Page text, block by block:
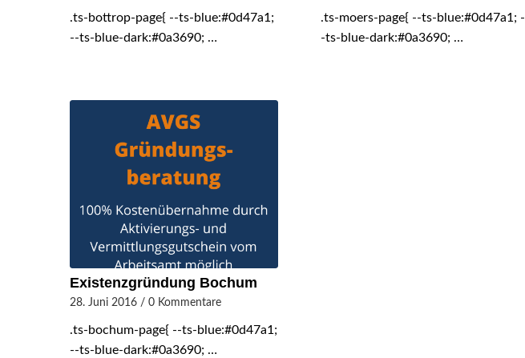
.ts-bottrop-page{ --ts-blue:#0d47a1;
--ts-blue-dark:#0a3690; …
.ts-moers-page{ --ts-blue:#0d47a1; -
-ts-blue-dark:#0a3690; …
Existenzgründung Bochum
28. Juni 2016 / 0 Kommentare
.ts-bochum-page{ --ts-blue:#0d47a1;
--ts-blue-dark:#0a3690; …